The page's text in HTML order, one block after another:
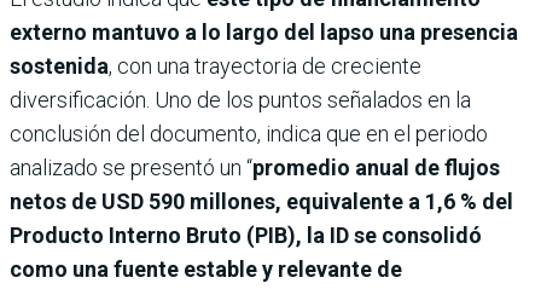
externo mantuvo a lo largo del lapso una presencia
sostenida, con una trayectoria de creciente
diversificación. Uno de los puntos señalados en la
conclusión del documento, indica que en el periodo
analizado se presentó un “promedio anual de flujos
netos de USD 590 millones, equivalente a 1,6 % del
Producto Interno Bruto (PIB), la ID se consolidó
como una fuente estable y relevante de